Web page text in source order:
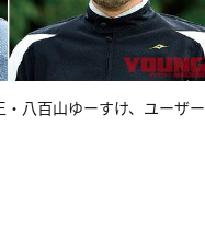
八百山ゆーすけ、ユーザー